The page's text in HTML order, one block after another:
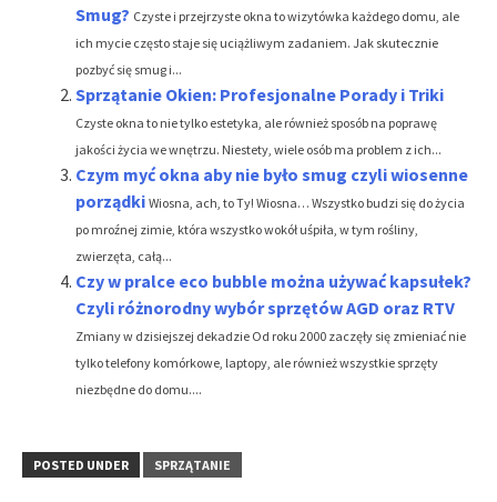
Smug? Czyste i przejrzyste okna to wizytówka każdego domu, ale
ich mycie często staje się uciążliwym zadaniem. Jak skutecznie
pozbyć się smug i...
Sprzątanie Okien: Profesjonalne Porady i Triki
Czyste okna to nie tylko estetyka, ale również sposób na poprawę
jakości życia we wnętrzu. Niestety, wiele osób ma problem z ich...
Czym myć okna aby nie było smug czyli wiosenne
porządki Wiosna, ach, to Ty! Wiosna… Wszystko budzi się do życia
po mroźnej zimie, która wszystko wokół uśpiła, w tym rośliny,
zwierzęta, całą...
Czy w pralce eco bubble można używać kapsułek?
Czyli różnorodny wybór sprzętów AGD oraz RTV
Zmiany w dzisiejszej dekadzie Od roku 2000 zaczęły się zmieniać nie
tylko telefony komórkowe, laptopy, ale również wszystkie sprzęty
niezbędne do domu....
POSTED UNDER SPRZĄTANIE